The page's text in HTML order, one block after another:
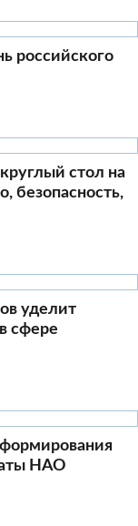
российского
стол на
безопасность,
уделит
сфере
НАО